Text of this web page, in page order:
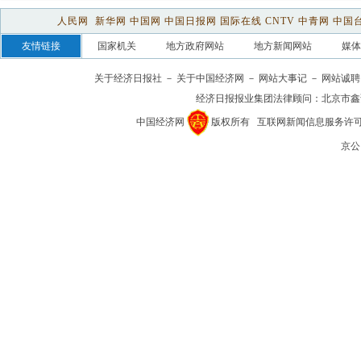
关于经济日报社 － 关于中国经济网 － 网站大事记 － 网站诚聘
经济日报报业集团法律顾问： 北京市
中国经济网 版权所有 互联网新闻信息服务许
京